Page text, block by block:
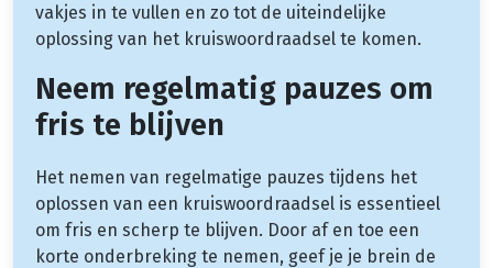
vakjes in te vullen en zo tot de uiteindelijke
oplossing van het kruiswoordraadsel te komen.
Neem regelmatig pauzes om
fris te blijven
Het nemen van regelmatige pauzes tijdens het
oplossen van een kruiswoordraadsel is essentieel
om fris en scherp te blijven. Door af en toe een
korte onderbreking te nemen, geef je je brein de